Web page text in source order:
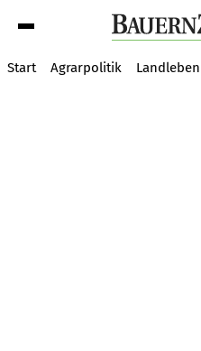
Start Agrarpolitik Landleben